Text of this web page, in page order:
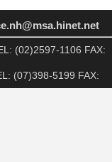
(02)2597-1106 FAX:
(07)398-5199 FAX: